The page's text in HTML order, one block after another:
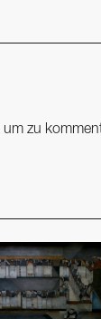
um zu